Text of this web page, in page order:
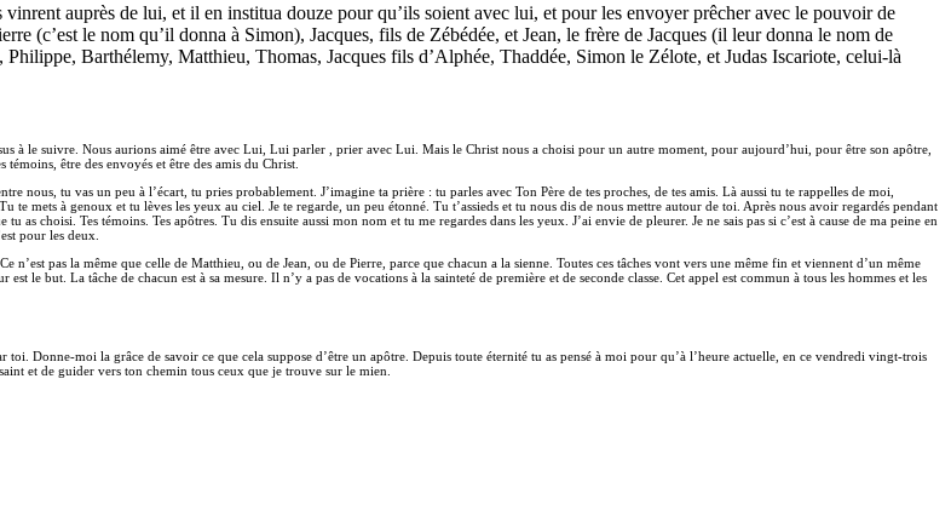
auprès de lui, et il en institua douze pour qu’ils soient avec lui, et pour les envoyer prêcher avec le pouvoir de
(c’est le nom qu’il donna à Simon), Jacques, fils de Zébédée, et Jean, le frère de Jacques (il leur donna le nom de
Barthélemy, Matthieu, Thomas, Jacques fils d’Alphée, Thaddée, Simon le Zélote, et Judas Iscariote, celui-là
à le suivre. Nous aurions aimé être avec Lui, Lui parler , prier avec Lui. Mais le Christ nous a choisi pour un autre moment, pour aujourd’hui, pour être son apôtre,
être des envoyés et être des amis du Christ.
nous, tu vas un peu à l’écart, tu pries probablement. J’imagine ta prière : tu parles avec Ton Père de tes proches, de tes amis. Là aussi tu te rappelles de moi,
te mets à genoux et tu lèves les yeux au ciel. Je te regarde, un peu étonné. Tu t’assieds et tu nous dis de nous mettre autour de toi. Après nous avoir regardés pendant
as choisi. Tes témoins. Tes apôtres. Tu dis ensuite aussi mon nom et tu me regardes dans les yeux. J’ai envie de pleurer. Je ne sais pas si c’est à cause de ma peine en
pour les deux.
n’est pas la même que celle de Matthieu, ou de Jean, ou de Pierre, parce que chacun a la sienne. Toutes ces tâches vont vers une même fin et viennent d’un même
le but. La tâche de chacun est à sa mesure. Il n’y a pas de vocations à la sainteté de première et de seconde classe. Cet appel est commun à tous les hommes et les
Donne-moi la grâce de savoir ce que cela suppose d’être un apôtre. Depuis toute éternité tu as pensé à moi pour qu’à l’heure actuelle, en ce vendredi vingt-trois
et de guider vers ton chemin tous ceux que je trouve sur le mien.